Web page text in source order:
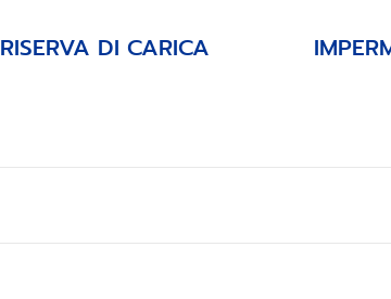
RISERVA DI CARICA